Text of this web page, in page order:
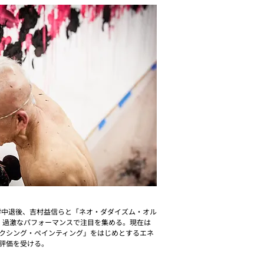
退後、吉村益信らと「ネオ・ダダイズム・オル
激なパフォーマンスで注目を集める。現在は
シング・ペインティング」をはじめとするエネ
価を受ける。